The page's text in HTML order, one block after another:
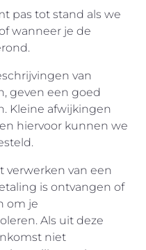
tot stand als we
wanneer je de
van
geven een goed
Kleine afwijkingen
hiervoor kunnen we
van een
is ontvangen of
om je
Als uit deze
niet